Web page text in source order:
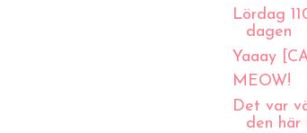
Lördag
dagen
Yaaay
MEOW!
Det var
den här